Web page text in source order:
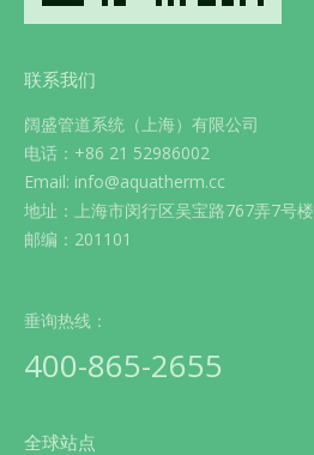
联系我们
阔盛管道系统（上海）有限公司
电话：+86 21 52986002
Email: info@aquatherm.cc
地址：上海市闵行区吴宝路767弄7号楼
邮编：201101
垂询热线：
400-865-2655
全球站点